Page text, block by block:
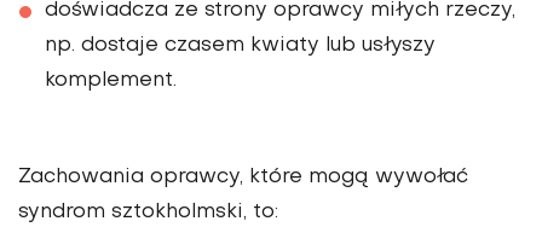
doświadcza ze strony oprawcy miłych rzeczy,
np. dostaje czasem kwiaty lub usłyszy
komplement.
Zachowania oprawcy, które mogą wywołać
syndrom sztokholmski, to: